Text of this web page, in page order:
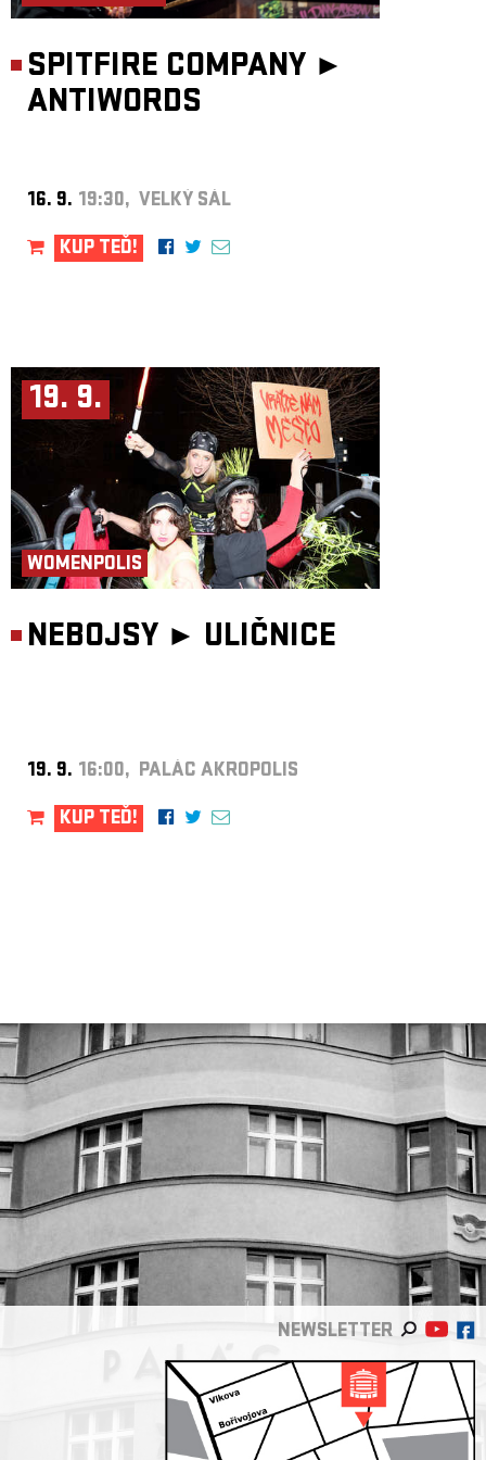
SPITFIRE COMPANY ►
ANTIWORDS
16. 9. 19:30, VELKÝ SÁL
KUP TEĎ!
19. 9.
WOMENPOLIS
NEBOJSY ► ULIČNICE
19. 9. 16:00, PALÁC AKROPOLIS
KUP TEĎ!
NEWSLETTER